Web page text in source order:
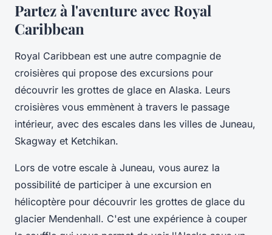
Partez à l'aventure avec Royal
Caribbean
Royal Caribbean est une autre compagnie de
croisières qui propose des excursions pour
découvrir les grottes de glace en Alaska. Leurs
croisières vous emmènent à travers le passage
intérieur, avec des escales dans les villes de Juneau,
Skagway et Ketchikan.
Lors de votre escale à Juneau, vous aurez la
possibilité de participer à une excursion en
hélicoptère pour découvrir les grottes de glace du
glacier Mendenhall. C'est une expérience à couper